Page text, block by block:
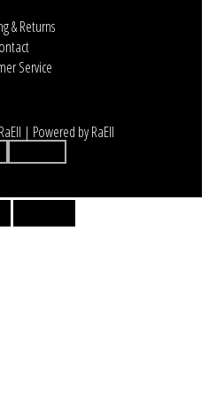
& Returns
Service
| Powered by RaEll